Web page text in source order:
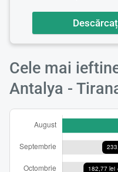
Cele mai
Antalya -